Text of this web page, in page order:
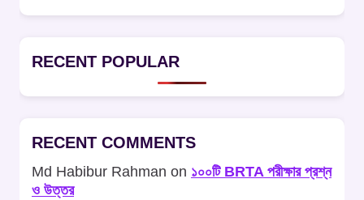
RECENT POPULAR
RECENT COMMENTS
Md Habibur Rahman on ১০০টি BRTA পরীক্ষার প্রশ্ন
ও উত্তর